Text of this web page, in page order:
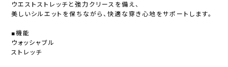
ウエストストレッチと強力クリースを備え、
美しいシルエットを保ちながら、快適な穿き心地をサポートします。
■機能
ウォッシャブル
ストレッチ